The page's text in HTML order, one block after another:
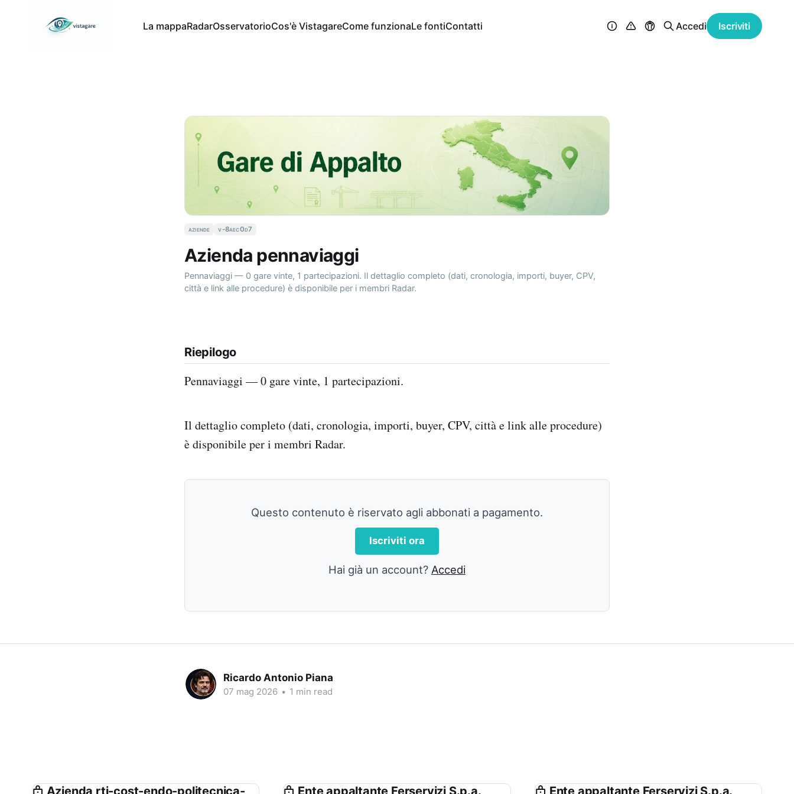
La mappaRadarOsservatorioCos'è VistagareCome funzionaLe fontiContatti Accedi Iscriviti
aziende v-8aec0d7
Azienda pennaviaggi
Pennaviaggi — 0 gare vinte, 1 partecipazioni. Il dettaglio completo (dati, cronologia, importi, buyer, CPV,
città e link alle procedure) è disponibile per i membri Radar.
Riepilogo
Pennaviaggi — 0 gare vinte, 1 partecipazioni.
Il dettaglio completo (dati, cronologia, importi, buyer, CPV, città e link alle procedure)
è disponibile per i membri Radar.
Questo contenuto è riservato agli abbonati a pagamento.
Iscriviti ora
Hai già un account? Accedi
Ricardo Antonio Piana
07 mag 2026 • 1 min read
Azienda rti-cost-endo-politecnica- Ente appaltante Ferservizi S.p.a. Ente appaltante Ferservizi S.p.a.